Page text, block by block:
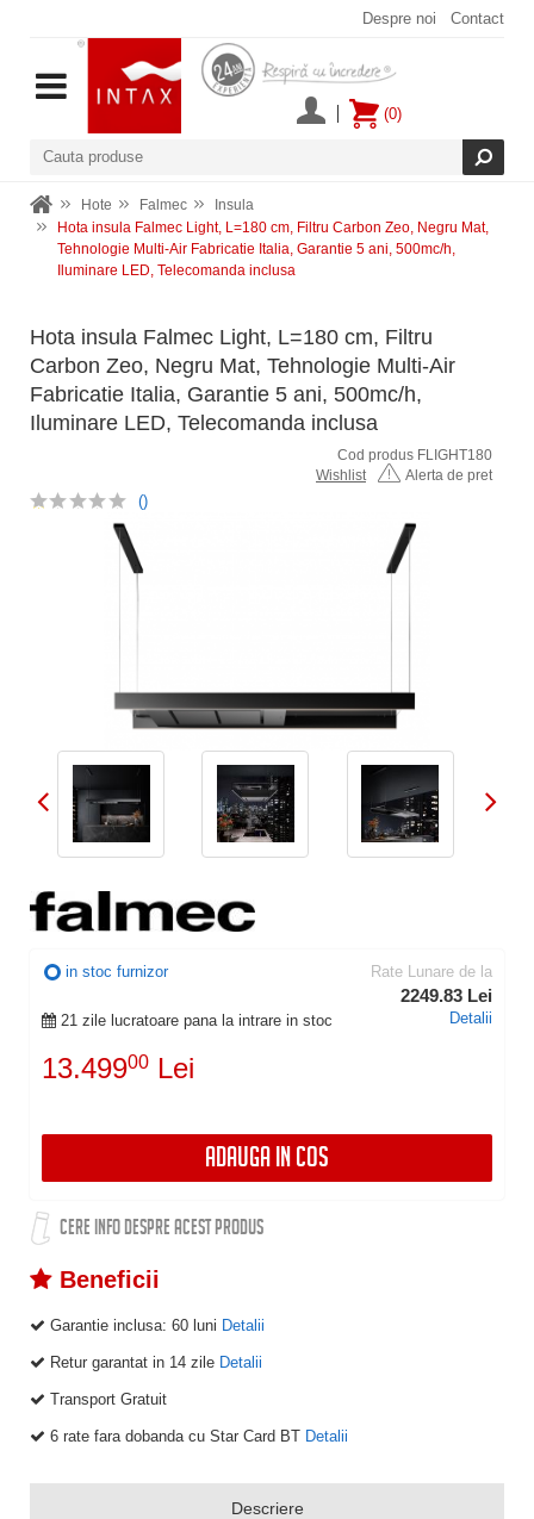
Despre noi Contact
(0)
Hote Falmec
Insula
Hota insula Falmec Light, L=180 cm, Filtru Carbon Zeo, Negru Mat,
Tehnologie Multi-Air Fabricatie Italia, Garantie 5 ani, 500mc/h,
Iluminare LED, Telecomanda inclusa
Hota insula Falmec Light, L=180 cm, Filtru
Carbon Zeo, Negru Mat, Tehnologie Multi-Air
Fabricatie Italia, Garantie 5 ani, 500mc/h,
Iluminare LED, Telecomanda inclusa
Cod produs FLIGHT180
Wishlist
Alerta de pret
()
in stoc furnizor
21 zile lucratoare pana la intrare in stoc
13.49900 Lei
Rate Lunare de la
2249.83 Lei
Detalii
ADAUGA IN COS
CERE INFO DESPRE ACEST PRODUS
Beneficii
Garantie inclusa: 60 luni Detalii
Retur garantat in 14 zile Detalii
Transport Gratuit
6 rate fara dobanda cu Star Card BT Detalii
Descriere